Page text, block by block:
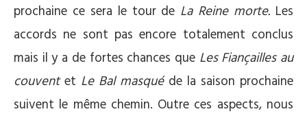
prochaine ce sera le tour de La Reine morte. Les
accords ne sont pas encore totalement conclus
mais il y a de fortes chances que Les Fiançailles au
couventet Le Bal masqué de la saison prochaine
suivent le même chemin. Outre ces aspects, nous